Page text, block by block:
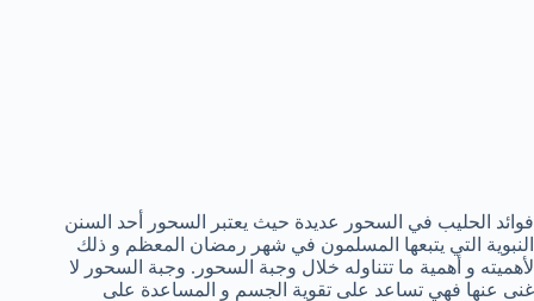
فوائد الحليب في السحور عديدة حيث يعتبر السحور أحد السنن
النبوية التي يتبعها المسلمون في شهر رمضان المعظم و ذلك
لأهميته و أهمية ما تتناوله خلال وجبة السحور. وجبة السحور لا
غنى عنها فهي تساعد على تقوية الجسم و المساعدة على